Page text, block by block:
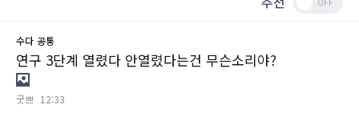
수다 공통
연구 3단계 열렸다 안열렸다는건 무슨소리야?
굿쁘 12:33